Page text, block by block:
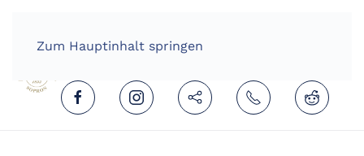
Zum Hauptinhalt springen